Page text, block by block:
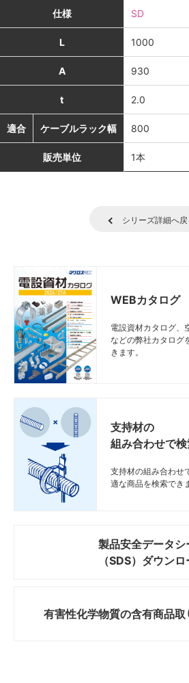
仕様
SD
L 1000
A 930
t 2.0
適合 ケーブルラック幅 800
販売単位 1本
シリーズ詳細へ戻
WEBカタログ
電設資材カタログ、
などの弊社カタログ
きます。
支持材の
組み合わせで
支持材の組み合わせ
適な商品を検索でき
製品安全データシ
（SDS）ダウン
有害性化学物質の含有商品取